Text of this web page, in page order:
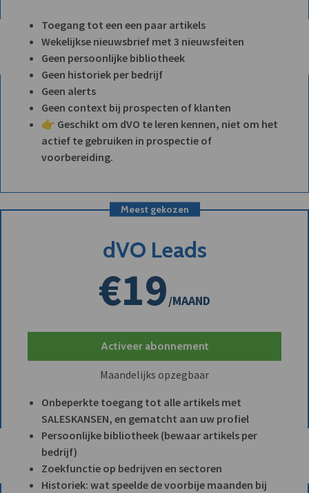
Toegang tot een een paar artikels
Wekelijkse nieuwsbrief met 3 nieuwsfeiten
Geen persoonlijke bibliotheek
Geen historiek per bedrijf
Geen alerts
Geen context bij prospecten of klanten
👉 Geschikt om dVO te leren kennen, niet om het
actief te gebruiken in prospectie of
voorbereiding.
Meest gekozen
dVO Leads
€19/MAAND
Activeer abonnement
Maandelijks opzegbaar
Onbeperkte toegang tot alle artikels met
SALESKANSEN, en gematcht aan uw profiel
Persoonlijke bibliotheek (bewaar artikels per
bedrijf)
Zoekfunctie op bedrijven en sectoren
Historiek: wat speelde de voorbije maanden bij